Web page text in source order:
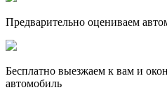
Предварительно оцениваем
Бесплатно выезжаем к вам и
автомобиль